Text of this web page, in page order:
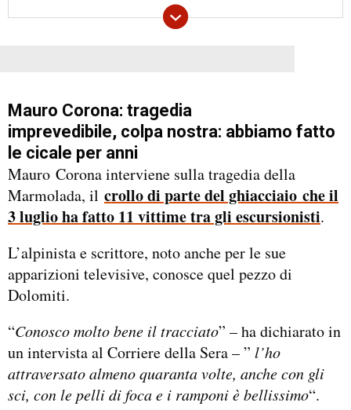
Mauro Corona: tragedia
imprevedibile, colpa nostra: abbiamo fatto
le cicale per anni
Mauro Corona interviene sulla tragedia della
Marmolada, il crollo di parte del ghiacciaio che il
3 luglio ha fatto 11 vittime tra gli escursionisti.
L’alpinista e scrittore, noto anche per le sue
apparizioni televisive, conosce quel pezzo di
Dolomiti.
“Conosco molto bene il tracciato” – ha dichiarato in
un intervista al Corriere della Sera – ” l’ho
attraversato almeno quaranta volte, anche con gli
sci, con le pelli di foca e i ramponi è bellissimo“.